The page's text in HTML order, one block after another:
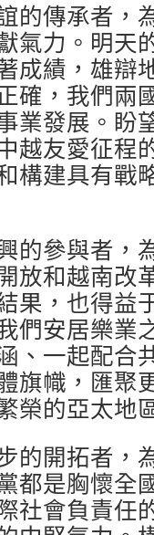
的傳承者，
氣力。明天
成績，雄辯
確，我們兩
業發展。盼
越友愛征程
構建具有戰
的參與者，
放和越南改
果，也得益
們安居樂業
、一起配合
旗幟，匯聚
榮的亞太地
的開拓者，
都是胸懷全
社會負責任